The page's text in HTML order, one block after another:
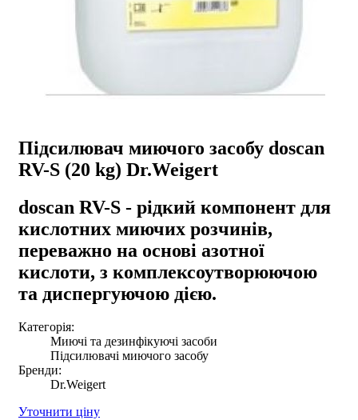
Підсилювач миючого засобу doscan
RV-S (20 kg) Dr.Weigert
doscan RV-S - рідкий компонент для
кислотних миючих розчинів,
переважно на основі азотної
кислоти, з комплексоутворюючою
та диспергуючою дією.
Категорія:
Миючі та дезинфікуючі засоби
Підсилювачі миючого засобу
Бренди:
Dr.Weigert
Уточнити ціну